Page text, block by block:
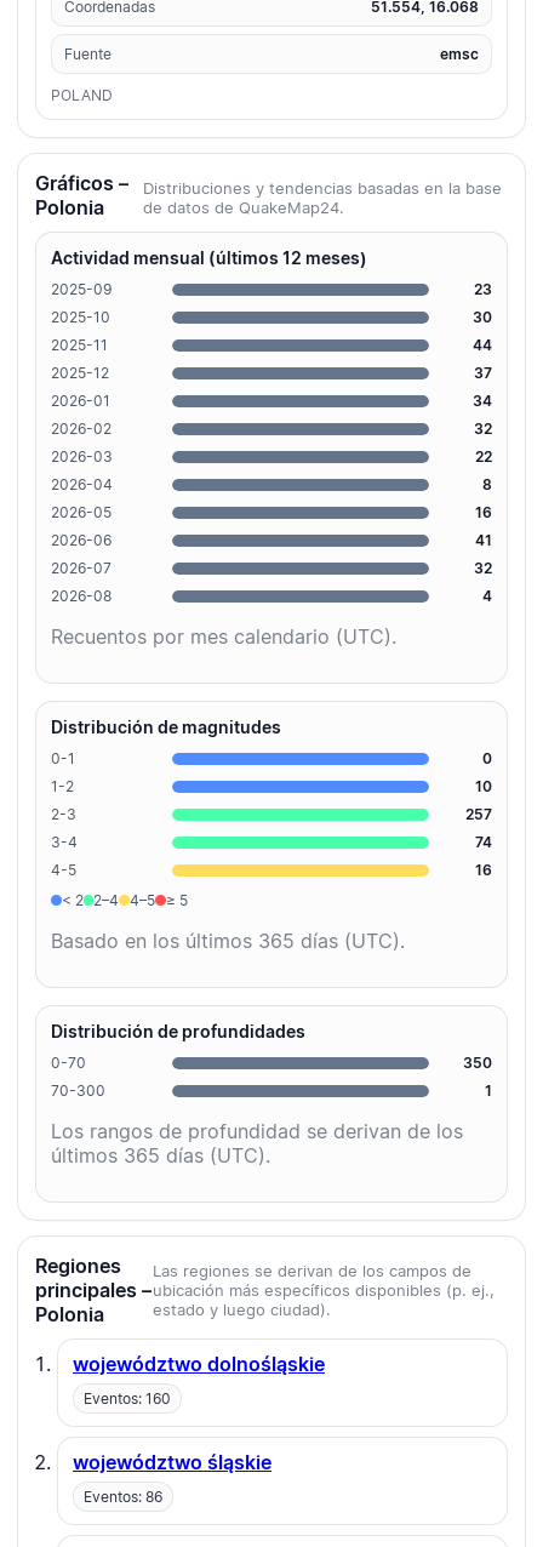
Coordenadas 51.554, 16.068
Fuente emsc
POLAND
Gráficos –
Polonia
Distribuciones y tendencias basadas en la base
de datos de QuakeMap24.
Actividad mensual (últimos 12 meses)
2025-09
23
2025-10
30
2025-11
44
2025-12
37
2026-01
34
2026-02
32
2026-03
22
2026-04
8
2026-05
16
2026-06
41
2026-07
32
2026-08
4
Recuentos por mes calendario (UTC).
Distribución de magnitudes
0-1
0
1-2
10
2-3
257
3-4
74
4-5
16
< 2
2–4 4–5 ≥ 5
Basado en los últimos 365 días (UTC).
Distribución de profundidades
0-70
350
70-300
1
Los rangos de profundidad se derivan de los
últimos 365 días (UTC).
Regiones
principales –
Polonia
Las regiones se derivan de los campos de
ubicación más específicos disponibles (p. ej.,
estado y luego ciudad).
województwo dolnośląskie
Eventos: 160
województwo śląskie
Eventos: 86